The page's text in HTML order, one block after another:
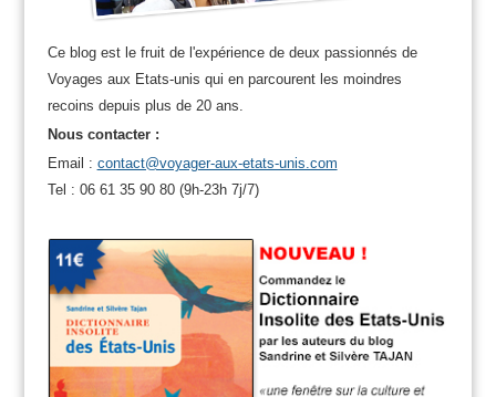
Ce blog est le fruit de l'expérience de deux passionnés de
Voyages aux Etats-unis qui en parcourent les moindres
recoins depuis plus de 20 ans.
Nous contacter :
Email : contact@voyager-aux-etats-unis.com
Tel : 06 61 35 90 80 (9h-23h 7j/7)